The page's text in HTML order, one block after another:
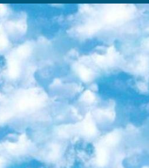
обрастает текстами статей из различных научных изданий. Сгруппированные по журналам и рубрикам публикации можно читать онлайн или скачивать целиком в PDF-формате. Проект нацелен на популяризацию науки за счёт открытого доступа к качественной информации. 6. «ПостНаука» На этом ресурсе публикуют подборки видеолекций, составленные экспертами из разных отраслей и объединённые общими темами. Среди них, к примеру, есть серии «Биоинформатика и геномика», «Культура средневековой Скандинавии» и Cinema Studies о теории кино. Каждая подборка лекций — логически связанная история, рассказанная экспертом от первого лица. Кроме того, на сайте появляются научно-образовательные статьи и тесты на разные темы. 7. «Newочём» Команда проекта «Newочём» отбирает самые интересные тексты из англоязычных СМИ и переводит те из них, за которые голосуют участники сообщества «ВКонтакте». По большей части это научно-популярные статьи. Редакторы придумывают лишь заголовки, в остальном содержание переводов соответствует оригиналам. Полные тексты можно читать прямо в социальной сети. 8. InternetUrok Онлайн-база материалов по основным дисциплинам школьной программы. Информация на сайте структурирована по классам, предметам и темам (урокам). Каждый урок состоит из видеолекций и конспектов. Есть также интерактивные тренажёры и тесты для закрепления пройденного материала. Даже если вы давно окончили школу, возможность повторить программу старших классов всегда может пригодиться. 9. Edutainme Ещё один ресурс об образовании. В отличие от Newtonew, как мне кажется, Edutainme больше ориентируется на представителей индустрии: педагогов, предпринимателей, разработчиков образовательных проектов. Но и любой, кто просто стремится к саморазвитию, найдёт на сайте много полезного и интересного для себя. Например, информацию о новых курсах и образовательных сервисах. 10. Newtonew Онлайн-медиа об образовании и обучении в широком смысле. Авторы Newtonew пишут об инструментах, заведениях, тактиках и стратегиях, которые помогают учить других и получать новые знания самостоятельно. На этой площадке вы найдёте новости, обзоры, аналитические мат